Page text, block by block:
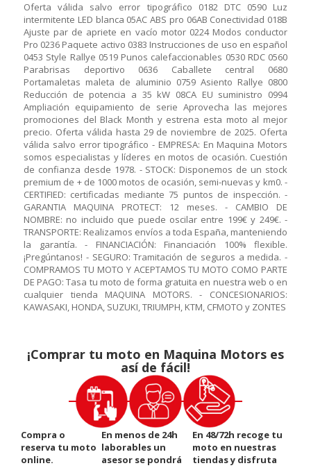
Oferta válida salvo error tipográfico 0182 DTC 0590 Luz
intermitente LED blanca 05AC ABS pro 06AB Conectividad 018B
Ajuste par de apriete en vacío motor 0224 Modos conductor
Pro 0236 Paquete activo 0383 Instrucciones de uso en español
0453 Style Rallye 0519 Punos calefaccionables 0530 RDC 0560
Parabrisas deportivo 0636 Caballete central 0680
Portamaletas maleta de aluminio 0759 Asiento Rallye 0800
Reducción de potencia a 35 kW 08CA EU suministro 0994
Ampliación equipamiento de serie Aprovecha las mejores
promociones del Black Month y estrena esta moto al mejor
precio. Oferta válida hasta 29 de noviembre de 2025. Oferta
válida salvo error tipográfico - EMPRESA: En Maquina Motors
somos especialistas y líderes en motos de ocasión. Cuestión
de confianza desde 1978. - STOCK: Disponemos de un stock
premium de + de 1000 motos de ocasión, semi-nuevas y km0. -
CERTIFIED: certificadas mediante 75 puntos de inspección. -
GARANTIA MAQUINA PROTECT: 12 meses. - CAMBIO DE
NOMBRE: no incluido que puede oscilar entre 199€ y 249€. -
TRANSPORTE: Realizamos envíos a toda España, manteniendo
la garantía. - FINANCIACIÓN: Financiación 100% flexible.
¡Pregúntanos! - SEGURO: Tramitación de seguros a medida. -
COMPRAMOS TU MOTO Y ACEPTAMOS TU MOTO COMO PARTE
DE PAGO: Tasa tu moto de forma gratuita en nuestra web o en
cualquier tienda MAQUINA MOTORS. - CONCESIONARIOS:
KAWASAKI, HONDA, SUZUKI, TRIUMPH, KTM, CFMOTO y ZONTES
¡Comprar tu moto en Maquina Motors es
así de fácil!
Compra o
reserva tu moto
online.
En menos de 24h
laborables un
asesor se pondrá
En 48/72h recoge tu
moto en nuestras
tiendas y disfruta